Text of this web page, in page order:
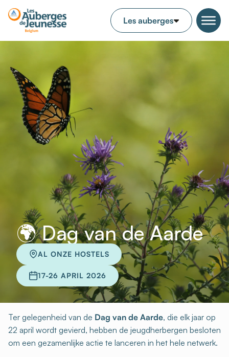
🌍 Dag van de Aarde
AL ONZE HOSTELS
17-26 APRIL 2026
Ter gelegenheid van de Dag van de Aarde, die elk jaar op
22 april wordt gevierd, hebben de jeugdherbergen besloten
om een gezamenlijke actie te lanceren in het hele netwerk.